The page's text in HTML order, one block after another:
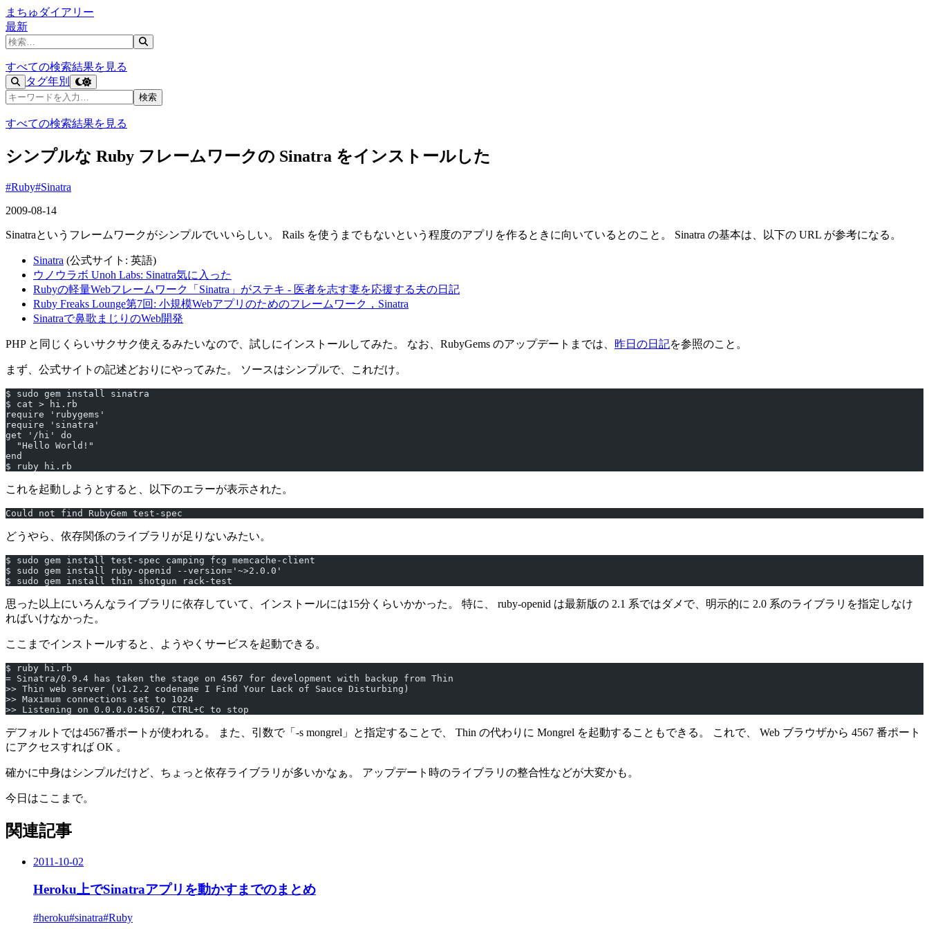
まちゅダイアリー
最新
記事を検索
すべての検索結果を見る
タグ年別
記事を検索
検索
すべての検索結果を見る
シンプルな Ruby フレームワークの Sinatra をインストールした
#Ruby#Sinatra
2009-08-14
Sinatraというフレームワークがシンプルでいいらしい。 Rails を使うまでもないという程度のアプリを作るときに向いているとのこと。 Sinatra の基本は、以下の URL が参考になる。
Sinatra (公式サイト: 英語)
ウノウラボ Unoh Labs: Sinatra気に入った
Rubyの軽量Webフレームワーク「Sinatra」がステキ - 医者を志す妻を応援する夫の日記
Ruby Freaks Lounge第7回: 小規模Webアプリのためのフレームワーク，Sinatra
Sinatraで鼻歌まじりのWeb開発
PHP と同じくらいサクサク使えるみたいなので、試しにインストールしてみた。 なお、RubyGems のアップデートまでは、 昨日の日記を参照のこと。
まず、公式サイトの記述どおりにやってみた。 ソースはシンプルで、これだけ。
$ sudo gem install sinatra
$ cat > hi.rb
require 'rubygems'
require 'sinatra'
get '/hi' do
  "Hello World!"
end
$ ruby hi.rb
これを起動しようとすると、以下のエラーが表示された。
Could not find RubyGem test-spec
どうやら、依存関係のライブラリが足りないみたい。
$ sudo gem install test-spec camping fcg memcache-client
$ sudo gem install ruby-openid --version='~>2.0.0'
$ sudo gem install thin shotgun rack-test
思った以上にいろんなライブラリに依存していて、インストールには15分くらいかかった。 特に、 ruby-openid は最新版の 2.1 系ではダメで、明示的に 2.0 系のライブラリを指定しなけ
ればいけなかった。
ここまでインストールすると、ようやくサービスを起動できる。
$ ruby hi.rb
= Sinatra/0.9.4 has taken the stage on 4567 for development with backup from Thin
>> Thin web server (v1.2.2 codename I Find Your Lack of Sauce Disturbing)
>> Maximum connections set to 1024
>> Listening on 0.0.0.0:4567, CTRL+C to stop
デフォルトでは4567番ポートが使われる。 また、引数で「-s mongrel」と指定することで、 Thin の代わりに Mongrel を起動することもできる。 これで、 Web ブラウザから 4567 番ポート
にアクセスすれば OK 。
確かに中身はシンプルだけど、ちょっと依存ライブラリが多いかなぁ。 アップデート時のライブラリの整合性などが大変かも。
今日はここまで。
関連記事
2011-10-02
Heroku上でSinatraアプリを動かすまでのまとめ
#heroku#sinatra#Ruby